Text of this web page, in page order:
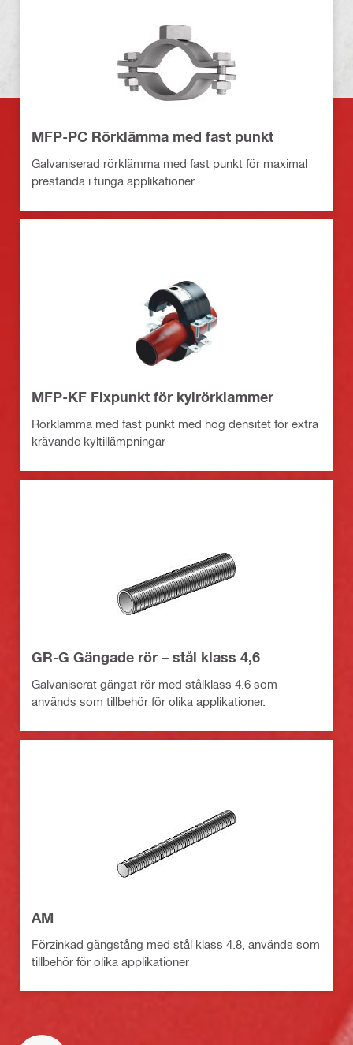
MFP-PC Rörklämma med fast punkt
Galvaniserad rörklämma med fast punkt för maximal
prestanda i tunga applikationer
MFP-KF Fixpunkt för kylrörklammer
Rörklämma med fast punkt med hög densitet för extra
krävande kyltillämpningar
GR-G Gängade rör – stål klass 4,6
Galvaniserat gängat rör med stålklass 4.6 som
används som tillbehör för olika applikationer.
AM
Förzinkad gängstång med stål klass 4.8, används som
tillbehör för olika applikationer